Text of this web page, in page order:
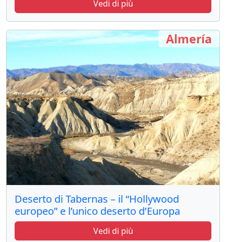
Vedi di più
Deserto di Tabernas – il “Hollywood
europeo” e l’unico deserto d’Europa
Vedi di più
Almería